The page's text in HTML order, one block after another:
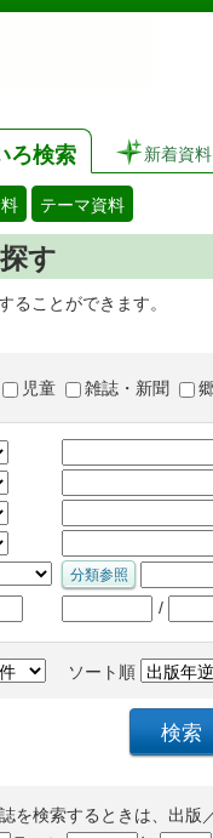
ろ検索 新着資料
テーマ資料
す
ることができます。
児童 雑誌・新聞
/
ソート順
を検索するときは、出版